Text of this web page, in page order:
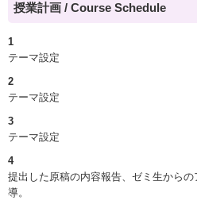
授業計画 / Course Schedule
1
テーマ設定
2
テーマ設定
3
テーマ設定
4
提出した原稿の内容報告、ゼミ生から
導。